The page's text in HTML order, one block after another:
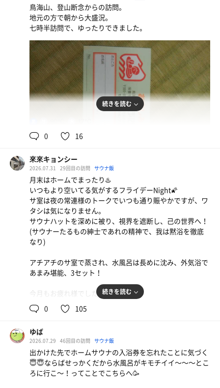
鳥海山、登山断念からの訪問。
地元の方で朝から大盛況。
七時半訪問で、ゆったりできました。
トンタン麺
うますぎる
キリン一番搾り 糖質0
続きを読む
0 16
來來キョンシー
2026.07.31 29回目の訪問 サウナ飯
月末はホームでまったり♨️
いつもより空いてる気がするフライデーNight🌠
サ室は夜の常連様のトークでいつも通り賑やかですが、ワ
タシは気になりません。
サウナハットを深めに被り、視界を遮断し、己の世界へ！
(サウナーたるもの紳士であれの精神で、我は黙浴を徹底
なり)
アチアチのサ室で蒸され、水風呂は長めに沈み、外気浴で
あまみ堪能、3セット！
今月もお疲れ様でした(๑>◡<๑)
(追伸 スパ・アルプスのお気に入りのブラックタオル探
ナイキタイ見ながらお邪魔したサウナにTELも見つからな
い、泣 早く帰っておいで〜)
続きを読む
0 105
ゆば
2026.07.29 46回目の訪問 サウナ飯
出かけた先でホームサウナの入浴券を忘れたことに気づく
😇😇ならばせっかくだから水風呂がキモチイイ〜〜〜とこ
ろに行こ〜！ってことでこちらへ🥳